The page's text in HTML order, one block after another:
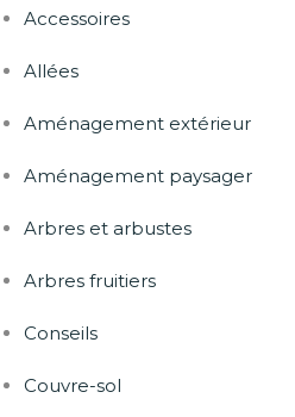
Accessoires
Allées
Aménagement extérieur
Aménagement paysager
Arbres et arbustes
Arbres fruitiers
Conseils
Couvre-sol